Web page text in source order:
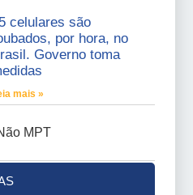
celulares são
por hora, no
Governo toma
mais »